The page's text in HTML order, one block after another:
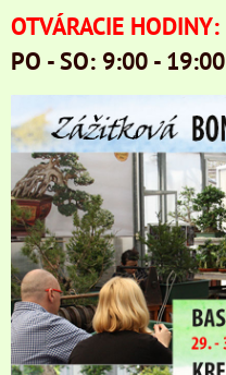
OTVÁRACIE HODINY:
PO - SO: 9:00 - 19:00